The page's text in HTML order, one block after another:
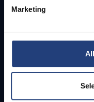
Marketing
Studenten
PhD-studenten